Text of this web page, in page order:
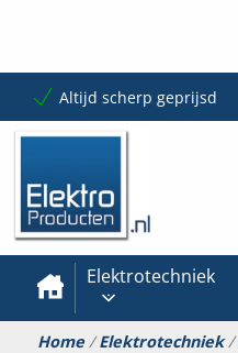
Altijd scherp geprijsd
Elektrotechniek
Home/Elektrotechniek/